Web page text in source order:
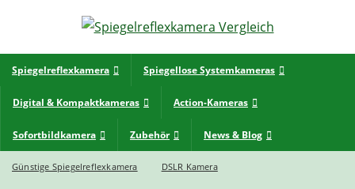
Spiegelreflexkamera Spiegellose Systemkameras
Digital & Kompaktkameras Action-Kameras
Sofortbildkamera Zubehör News & Blog
Günstige Spiegelreflexkamera DSLR Kamera